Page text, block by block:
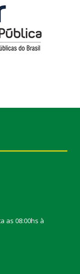
as 08:00hs à